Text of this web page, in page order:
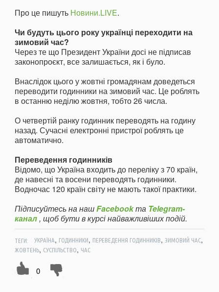
Про це пишуть Новини.LIVE.
Чи будуть цього року українці переходити на
зимовий час?
Через те що Президент України досі не підписав
законопроєкт, все залишається, як і було.
Внаслідок цього у жовтні громадянам доведеться
переводити годинники на зимовий час. Це роблять
в останню неділю жовтня, тобто 26 числа.
О четвертій ранку годинник переводять на годину
назад. Сучасні електронні пристрої роблять це
автоматично.
Переведення годинників
Відомо, що Україна входить до переліку з 70 країн,
де навесні та восени переводять годинники.
Водночас 120 країн світу не мають такої практики.
Підписуйтесь на нашFacebookта Telegram-
канал, щоб бути в курсі найважливіших подій.
ТЕГИ: УКРАЇНА, ГОДИННИКИ, ПЕРЕВЕДЕННЯ ГОДИННИКІВ, ЗИМОВИЙ ЧАС,
ЖОВТЕНЬ, СУСПІЛЬСТВО, ЧАС
0